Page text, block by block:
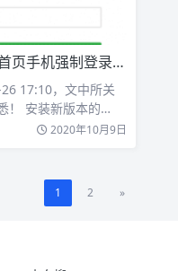
机强制登录的方法
17:10，文中所关
！ 安装新版本的…
2020年10月9日
1 2 »